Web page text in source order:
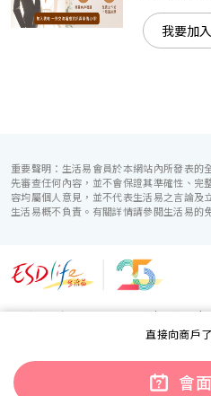
我要加入
直接向商戶
會
重要聲明：生活易會員於本網站內所發表的
先審查任何內容，並不會保證其準確性、完
容均屬個人意見，並不代表生活易之言論及
生活易概不負責。有關詳情請參閱生活易的
生活易服務範圍 ：電子商貿|IT 方案|
© ESD Services Limited 2000-2026